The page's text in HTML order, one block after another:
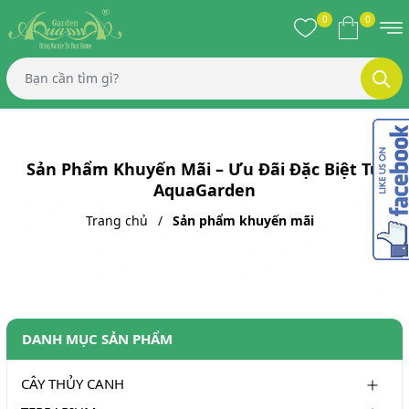
0 0
Sản Phẩm Khuyến Mãi – Ưu Đãi Đặc Biệt Từ
AquaGarden
Trang chủ Sản phẩm khuyến mãi
DANH MỤC SẢN PHẨM
CÂY THỦY CANH